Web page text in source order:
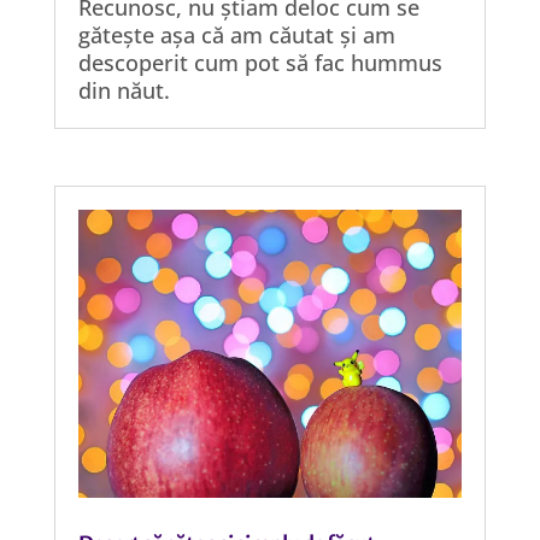
Recunosc, nu știam deloc cum se
gătește așa că am căutat și am
descoperit cum pot să fac hummus
din năut.